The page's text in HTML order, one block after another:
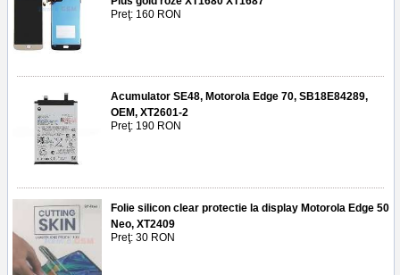
Preţ: 160 RON
Acumulator SE48, Motorola Edge 70, SB18E84289,
OEM, XT2601-2
Preţ: 190 RON
Folie silicon clear protectie la display Motorola Edge 50
Neo, XT2409
Preţ: 30 RON